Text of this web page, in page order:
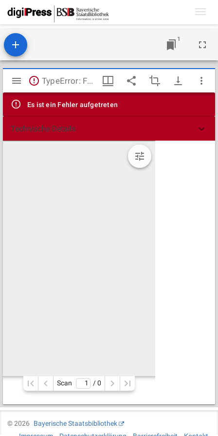
1
Mirador
Viewer
TypeError: Failed to fetch
Es ist ein Fehler aufgetreten
Technische Details
Scan / 0
©2026
Bayerische Staatsbibliothek